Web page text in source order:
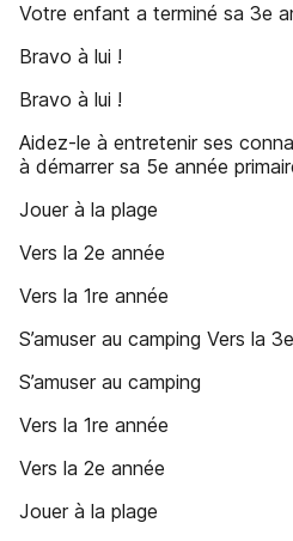
Votre enfant a terminé sa 3e
Bravo à lui !
Bravo à lui !
Aidez-le à entretenir ses
à démarrer sa 5e année
Jouer à la plage
Vers la 2e année
Vers la 1re année
S’amuser au camping Vers la
S’amuser au camping
Vers la 1re année
Vers la 2e année
Jouer à la plage